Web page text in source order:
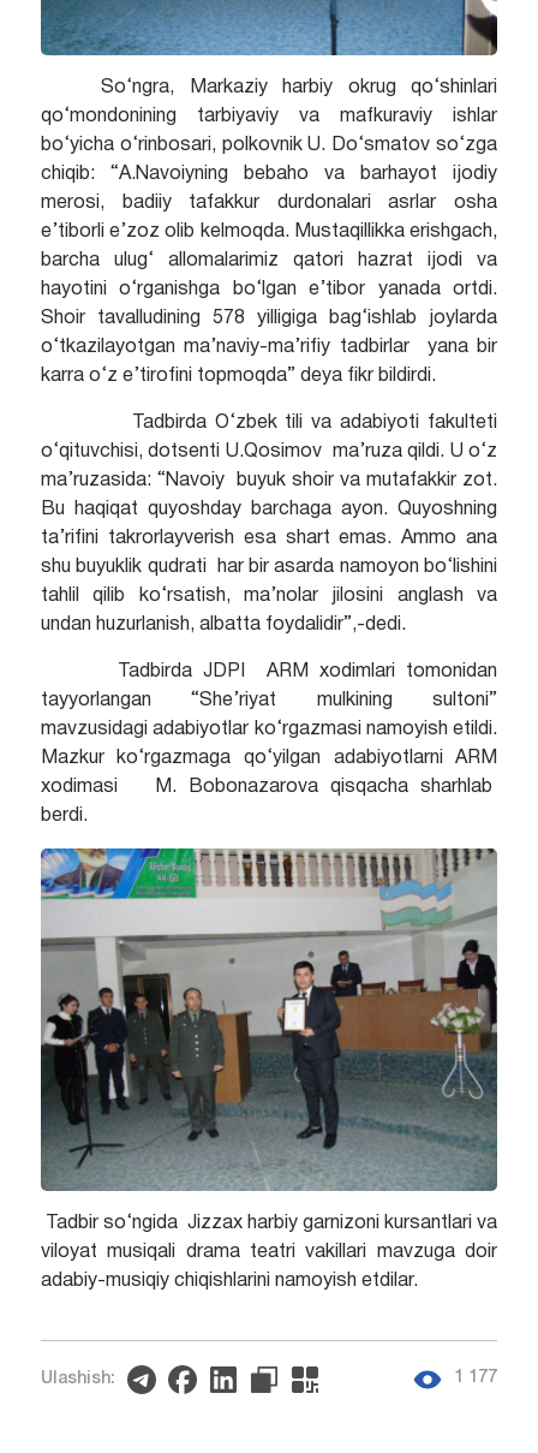
So‘ngra, Markaziy harbiy okrug qo‘shinlari
qo‘mondonining tarbiyaviy va mafkuraviy ishlar
bo‘yicha o‘rinbosari, polkovnik U. Do‘smatov so‘zga
chiqib: “A.Navoiyning bebaho va barhayot ijodiy
merosi, badiiy tafakkur durdonalari asrlar osha
e’tiborli e’zoz olib kelmoqda. Mustaqillikka erishgach,
barcha ulug‘ allomalarimiz qatori hazrat ijodi va
hayotini o‘rganishga bo‘lgan e’tibor yanada ortdi.
Shoir tavalludining 578 yilligiga bag‘ishlab joylarda
o‘tkazilayotgan ma’naviy-ma’rifiy tadbirlar yana bir
karra o‘z e’tirofini topmoqda” deya fikr bildirdi.
Tadbirda O‘zbek tili va adabiyoti fakulteti
o‘qituvchisi, dotsenti U.Qosimov ma’ruza qildi. U o‘z
ma’ruzasida: “Navoiy buyuk shoir va mutafakkir zot.
Bu haqiqat quyoshday barchaga ayon. Quyoshning
ta’rifini takrorlayverish esa shart emas. Ammo ana
shu buyuklik qudrati har bir asarda namoyon bo‘lishini
tahlil qilib ko‘rsatish, ma’nolar jilosini anglash va
undan huzurlanish, albatta foydalidir”,-dedi.
Tadbirda JDPI ARM xodimlari tomonidan
tayyorlangan “She’riyat mulkining sultoni”
mavzusidagi adabiyotlar ko‘rgazmasi namoyish etildi.
Mazkur ko‘rgazmaga qo‘yilgan adabiyotlarni ARM
xodimasi M. Bobonazarova qisqacha sharhlab
berdi.
Tadbir so‘ngida Jizzax harbiy garnizoni kursantlari va
viloyat musiqali drama teatri vakillari mavzuga doir
adabiy-musiqiy chiqishlarini namoyish etdilar.
Ulashish: 1 177